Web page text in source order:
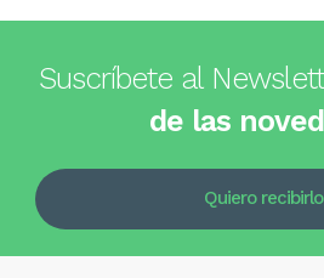
Suscríbete al
de las
Quiero recibirlo